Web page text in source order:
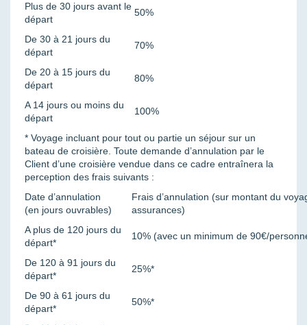
Plus de 30 jours avant le
départ
50%
De 30 à 21 jours du
départ
70%
De 20 à 15 jours du
départ
80%
A 14 jours ou moins du
départ
100%
* Voyage incluant pour tout ou partie un séjour sur un
bateau de croisière. Toute demande d’annulation par le
Client d’une croisière vendue dans ce cadre entraînera la
perception des frais suivants :
Date d’annulation
(en jours ouvrables)
Frais d’annulation (sur montant du
assurances)
A plus de 120 jours du
départ*
10% (avec un minimum de 90€/
De 120 à 91 jours du
départ*
25%*
De 90 à 61 jours du
départ*
50%*